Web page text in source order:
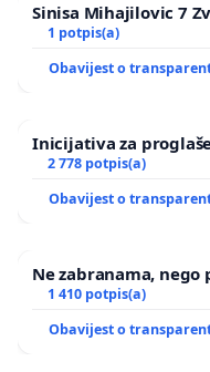
Sinisa Mihajilovic 7
1 potpis(a)
Obavijest o
Inicijativa za
2 778 potpis(a)
Obavijest o
Ne zabranama,
1 410 potpis(a)
Obavijest o